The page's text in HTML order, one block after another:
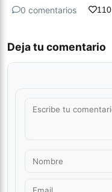
0 comentarios 110
Deja tu comentario